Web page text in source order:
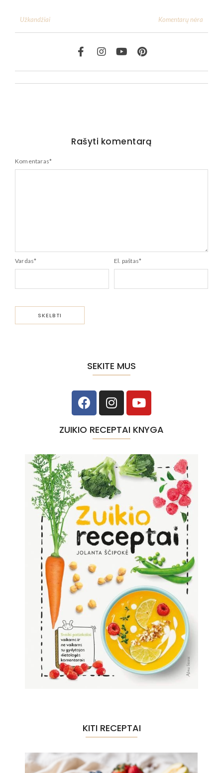
Užkandžiai Komentarų nėra
Rašyti komentarą
Komentaras*
Vardas* El. paštas*
SEKITE MUS
ZUIKIO RECEPTAI KNYGA
KITI RECEPTAI